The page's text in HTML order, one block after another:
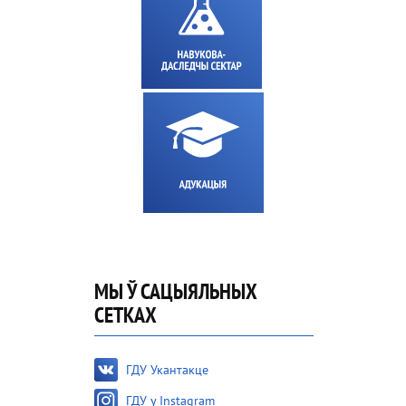
МЫ Ў САЦЫЯЛЬНЫХ
СЕТКАХ
ГДУ Укантакце
ГДУ у Instagram